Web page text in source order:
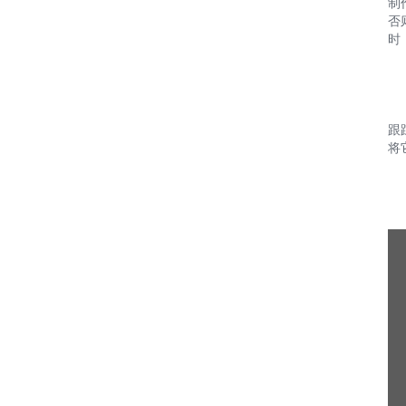
否
时
跟
将